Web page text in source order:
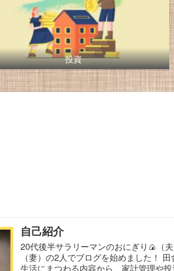
投資
自己紹介
20代後半サラリーマンのおにぎり🍙（
（妻）の2人でブログを始めました！
生活にまつわる内容から、家計管理や